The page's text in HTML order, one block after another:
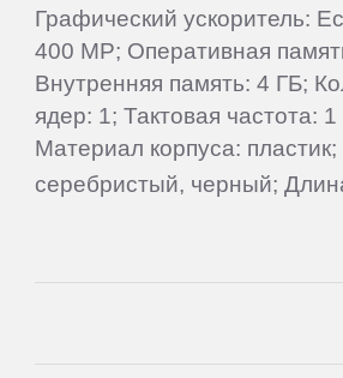
Графический ускоритель:
400 MP; Оперативная
Внутренняя память: 4 ГБ;
ядер: 1; Тактовая частота:
Материал корпуса: пластик;
серебристый, черный;
Letv
LG
Mann